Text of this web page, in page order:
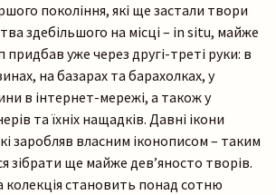
покоління, які ще застали твори
здебільшого на місці – in situ, майже
придбав уже через другі-треті руки: в
на базарах та барахолках, у
в інтернет-мережі, а також у
та їхніх нащадків. Давні ікони
заробляв власним іконописом – таким
зібрати ще майже дев’яносто творів.
колекція становить понад сотню